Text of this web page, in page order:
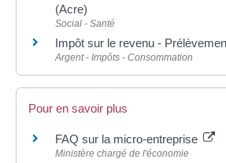
(Acre)
Social - Santé
Impôt sur le revenu -
Argent - Impôts - Consommation
Pour en savoir plus
FAQ sur la micro-entreprise
Ministère chargé de l'économie